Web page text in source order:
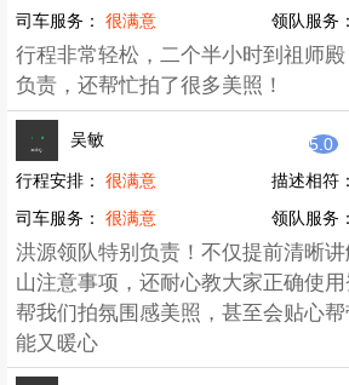
4人
吴敏 小王 领队
用户评价(242)
二水 5.0
行程安排：很满意 描述相符
司车服务：
下雪天，体会到不一样的感觉！！